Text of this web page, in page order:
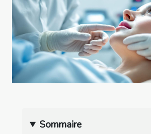
Sommaire